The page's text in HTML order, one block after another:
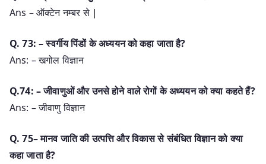
Ans – ऑक्टेन नम्बर से |
Q. 73: – स्वर्गीय पिंडों के अध्ययन को कहा जाता है?
Ans: – खगोल विज्ञान
Q.74: – जीवाणुओं और उनसे होने वाले रोगों के अध्ययन को क्या कहते हैं?
Ans: – जीवाणु विज्ञान
Q. 75– मानव जाति की उत्पत्ति और विकास से संबंधित विज्ञान को क्या
कहा जाता है?